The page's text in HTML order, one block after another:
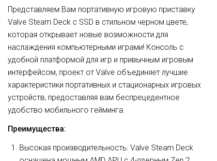
Представляем Вам портативную игровую приставку
Valve Steam Deck с SSD в стильном черном цвете,
которая открывает новые возможности для
наслаждения компьютерными играми! Консоль с
удобной платформой для игр и привычным игровым
интерфейсом, проект от Valve объединяет лучшие
характеристики портативных и стационарных игровых
устройств, предоставляя вам беспрецедентное
удобство мобильного гейминга.
Преимущества:
Высокая производительность: Valve Steam Deck